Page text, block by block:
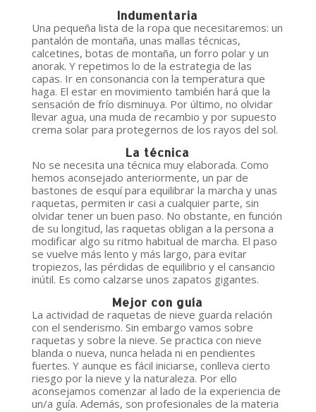
Indumentaria
Una pequeña lista de la ropa que necesitaremos: un
pantalón de montaña, unas mallas técnicas,
calcetines, botas de montaña, un forro polar y un
anorak. Y repetimos lo de la estrategia de las
capas. Ir en consonancia con la temperatura que
haga. El estar en movimiento también hará que la
sensación de frío disminuya. Por último, no olvidar
llevar agua, una muda de recambio y por supuesto
crema solar para protegernos de los rayos del sol.
La técnica
No se necesita una técnica muy elaborada. Como
hemos aconsejado anteriormente, un par de
bastones de esquí para equilibrar la marcha y unas
raquetas, permiten ir casi a cualquier parte, sin
olvidar tener un buen paso. No obstante, en función
de su longitud, las raquetas obligan a la persona a
modificar algo su ritmo habitual de marcha. El paso
se vuelve más lento y más largo, para evitar
tropiezos, las pérdidas de equilibrio y el cansancio
inútil. Es como calzarse unos zapatos gigantes.
Mejor con guía
La actividad de raquetas de nieve guarda relación
con el senderismo. Sin embargo vamos sobre
raquetas y sobre la nieve. Se practica con nieve
blanda o nueva, nunca helada ni en pendientes
fuertes. Y aunque es fácil iniciarse, conlleva cierto
riesgo por la nieve y la naturaleza. Por ello
aconsejamos comenzar al lado de la experiencia de
un/a guía. Además, son profesionales de la materia